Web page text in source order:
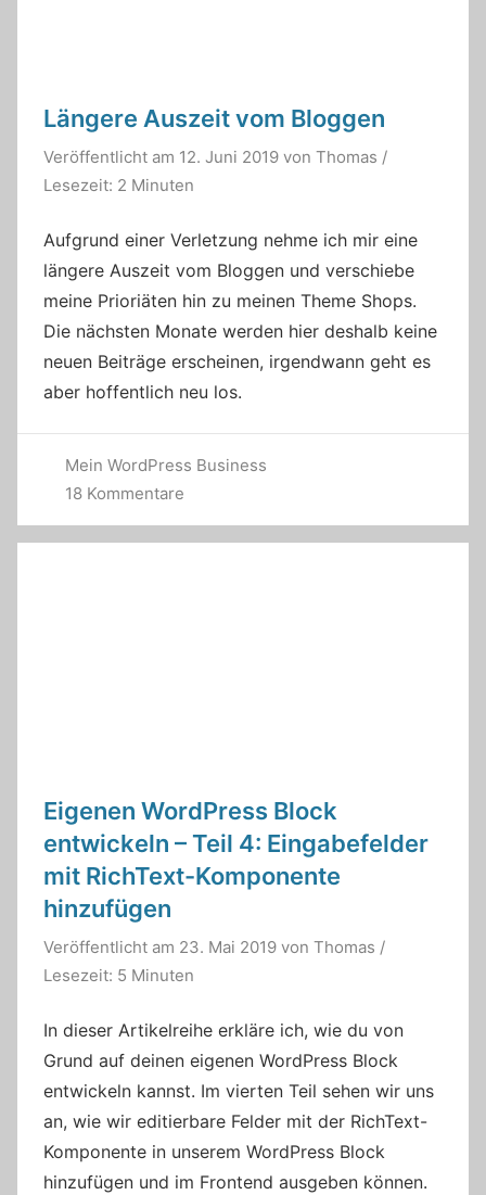
Längere Auszeit vom Bloggen
Veröffentlicht am 12. Juni 2019 von Thomas /
Lesezeit: 2 Minuten
Aufgrund einer Verletzung nehme ich mir eine
längere Auszeit vom Bloggen und verschiebe
meine Prioriäten hin zu meinen Theme Shops.
Die nächsten Monate werden hier deshalb keine
neuen Beiträge erscheinen, irgendwann geht es
aber hoffentlich neu los.
Mein WordPress Business
18 Kommentare
Eigenen WordPress Block
entwickeln – Teil 4: Eingabefelder
mit RichText-Komponente
hinzufügen
Veröffentlicht am 23. Mai 2019 von Thomas /
Lesezeit: 5 Minuten
In dieser Artikelreihe erkläre ich, wie du von
Grund auf deinen eigenen WordPress Block
entwickeln kannst. Im vierten Teil sehen wir uns
an, wie wir editierbare Felder mit der RichText-
Komponente in unserem WordPress Block
hinzufügen und im Frontend ausgeben können.